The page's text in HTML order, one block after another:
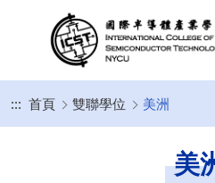
::: 首頁 雙聯學位 美洲
美